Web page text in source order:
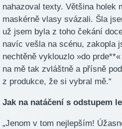
nahazoval texty. Většina holek
maskérně vlasy svázali. Šla
už jsem byla z toho čekání
navíc vešla na scénu, zakopla
nechtěně vyklouzlo »do
na mě tak zvláštně a přísně
z produkce, že si vybral mě.“
Jak na natáčení s odstupem
„Jenom v tom nejlepším!